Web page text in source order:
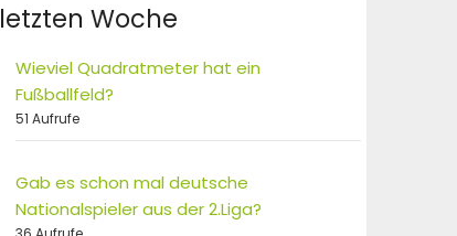
letzten Woche
Wieviel Quadratmeter hat ein
Fußballfeld?
51 Aufrufe
Gab es schon mal deutsche
Nationalspieler aus der 2.Liga?